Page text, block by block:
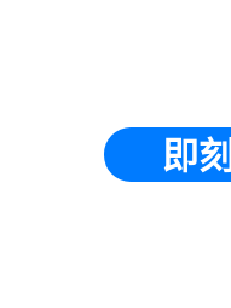
即